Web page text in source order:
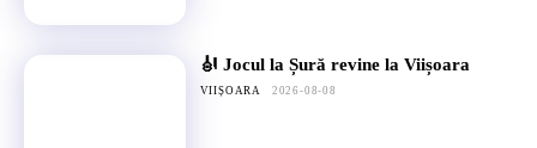
🎻 Jocul la Șură revine la Viișoara
VIIȘOARA 2026-08-08